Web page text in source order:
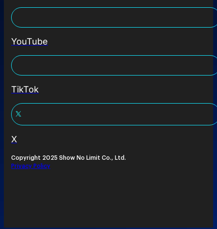
YouTube
TikTok
X
Copyright 2025 Show No Limit Co., Ltd.
Privacy Policy